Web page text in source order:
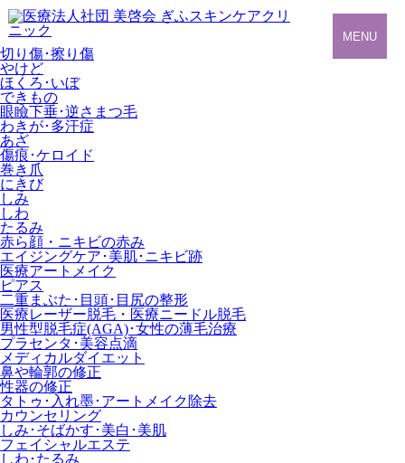
MENU
切り傷･擦り傷
やけど
ほくろ･いぼ
できもの
眼瞼下垂･逆さまつ毛
わきが･多汗症
あざ
傷痕･ケロイド
巻き爪
にきび
しみ
しわ
たるみ
赤ら顔・ニキビの赤み
エイジングケア･美肌･ニキビ跡
医療アートメイク
ピアス
二重まぶた･目頭･目尻の整形
医療レーザー脱毛・医療ニードル脱毛
男性型脱毛症(AGA)･女性の薄毛治療
プラセンタ･美容点滴
メディカルダイエット
鼻や輪郭の修正
性器の修正
タトゥ･入れ墨･アートメイク除去
カウンセリング
しみ･そばかす･美白･美肌
フェイシャルエステ
しわ･たるみ